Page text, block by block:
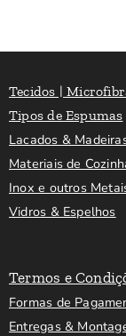
Tecidos |
Tipos de Espumas
Lacados &
Materiais de
Inox e outros
Vidros & Espelhos
Termos e
Formas de
Entregas &